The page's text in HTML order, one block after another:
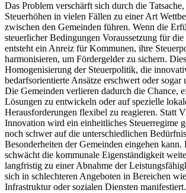
Das Problem verschärft sich durch die Tatsache,
Steuerhöhen in vielen Fällen zu einer Art
zwischen den Gemeinden führen. Wenn die
steuerlicher Bedingungen Voraussetzung für
entsteht ein Anreiz für Kommunen, ihre
harmonisieren, um Fördergelder zu sichern.
Homogenisierung der Steuerpolitik, die
bedarfsorientierte Ansätze erschwert oder sogar
Die Gemeinden verlieren dadurch die Chance,
Lösungen zu entwickeln oder auf spezielle
Herausforderungen flexibel zu reagieren. Statt
Innovation wird ein einheitliches Steuerregime
noch schwer auf die unterschiedlichen
Besonderheiten der Gemeinden eingehen
schwächt die kommunale Eigenständigkeit
langfristig zu einer Abnahme der
sich in schlechteren Angeboten in Bereichen
Infrastruktur oder sozialen Diensten manifestiert.